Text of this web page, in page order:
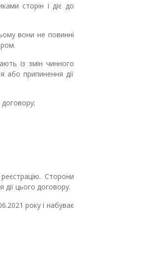
сторін і діє до
вони не повинні
із змін чинного
або припинення дії
договору;
реєстрацію. Сторони
цього договору.
року і набуває